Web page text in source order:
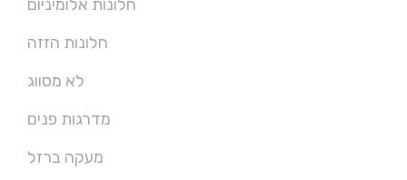
חלונות אלומיניום
חלונות הזזה
לא מסווג
מדרגות פנים
מעקה ברזל